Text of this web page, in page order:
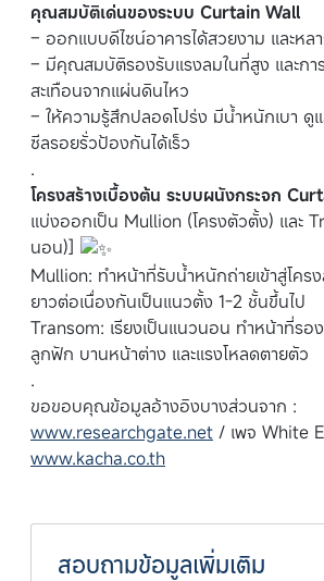
คุณสมบัติเด่นของระบบ Curtain Wall
– ออกแบบดีไซน์อาคารได้สวยงาม และหล
– มีคุณสมบัติรองรับแรงลมในที่สูง และกา
สะเทือนจากแผ่นดินไหว
– ให้ความรู้สึกปลอดโปร่ง มีน้ำหนักเบา ดู
ซีลรอยรั่วป้องกันได้เร็ว
.
โครงสร้างเบื้องต้น ระบบผนังกระจก
แบ่งออกเป็น Mullion (โครงตัวตั้ง) และ
นอน)]
Mullion: ทำหน้าที่รับน้ำหนักถ่ายเข้าสู่โคร
ยาวต่อเนื่องกันเป็นแนวตั้ง 1-2 ชั้นขึ้นไป
Transom: เรียงเป็นแนวนอน ทำหน้าที่ร
ลูกฟัก บานหน้าต่าง และแรงโหลดตายตัว
.
ขอขอบคุณข้อมูลอ้างอิงบางส่วนจาก :
www.researchgate.net / เพจ White
www.kacha.co.th
สอบถามข้อมูลเพิ่มเติม